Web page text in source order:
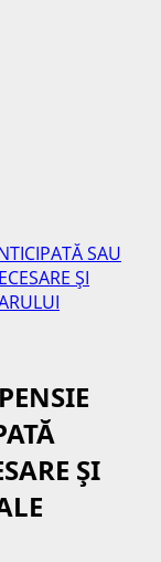
SAU
ŞI
ŞI